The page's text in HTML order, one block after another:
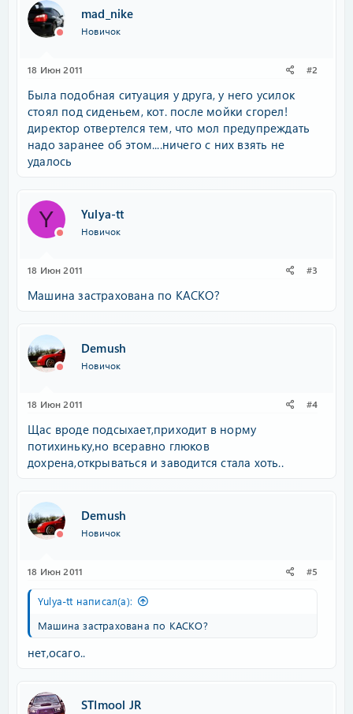
mad_nike
Новичок
18 Июн 2011 #2
Была подобная ситуация у друга, у него усилок
стоял под сиденьем, кот. после мойки сгорел!
директор отвертелся тем, что мол предупреждать
надо заранее об этом....ничего с них взять не
удалось
Y Yulya-tt
Новичок
18 Июн 2011 #3
Машина застрахована по КАСКО?
Demush
Новичок
18 Июн 2011 #4
Щас вроде подсыхает,приходит в норму
потихиньку,но всеравно глюков
дохрена,открываться и заводится стала хоть..
Demush
Новичок
18 Июн 2011 #5
Yulya-tt написал(а):
Машина застрахована по КАСКО?
нет,осаго..
STImool JR